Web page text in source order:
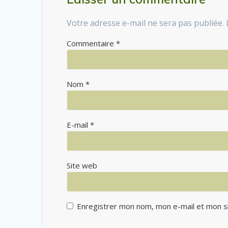
Votre adresse e-mail ne sera pas publiée.
Commentaire*
Nom*
E-mail*
Site web
Enregistrer mon nom, mon e-mail et mon